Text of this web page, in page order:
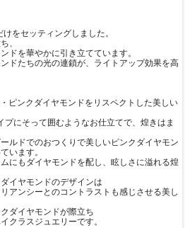
をセッティングしました。
、
ドを華やかに引き立てています。
ドたちの光の連鎖が、ライトアップ効果を高
ピンクダイヤモンドをリスペクトした美しい
プにそって囲むようなお仕立てで、煌きはま
ルドでのおつくりで美しいピンクダイヤモン
います。
にもダイヤモンドを配し、眩しさに溢れる煌
イヤモンドのデザインは
アンシーとのコントラストも感じさせる美し
ダイヤモンドが際立ち
クラスジュエリーです。